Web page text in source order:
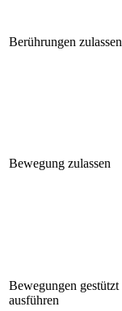
Berührungen zulassen
Bewegung zulassen
Bewegungen gestützt
ausführen